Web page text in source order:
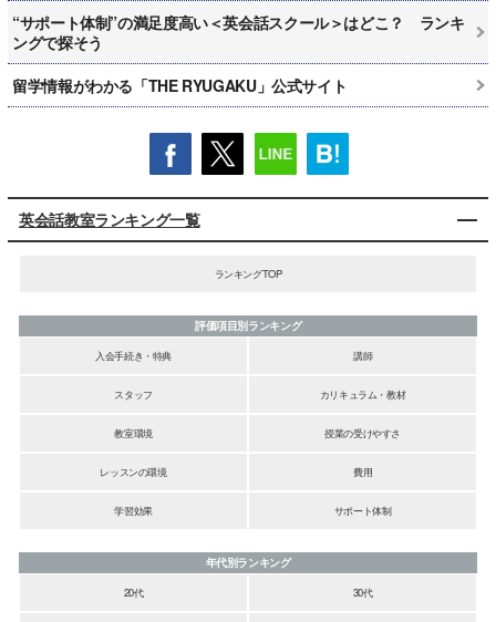
“サポート体制”の満足度高い＜英会話スクール＞はどこ？ ランキ
ングで探そう
留学情報がわかる「THE RYUGAKU」公式サイト
英会話教室ランキング一覧
ランキングTOP
評価項目別ランキング
入会手続き・特典
講師
スタッフ カリキュラム・教材
教室環境 授業の受けやすさ
レッスンの環境 費用
学習効果 サポート体制
年代別ランキング
20代
30代